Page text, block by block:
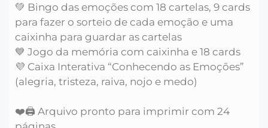
💚 Bingo das emoções com 18 cartelas, 9 cards
para fazer o sorteio de cada emoção e uma
caixinha para guardar as cartelas
💙 Jogo da memória com caixinha e 18 cards
💜 Caixa Interativa “Conhecendo as Emoções”
(alegria, tristeza, raiva, nojo e medo)
❤️🖨️ Arquivo pronto para imprimir com 24